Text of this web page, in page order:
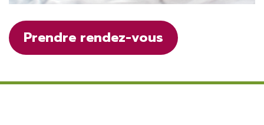
Prendre rendez-vous